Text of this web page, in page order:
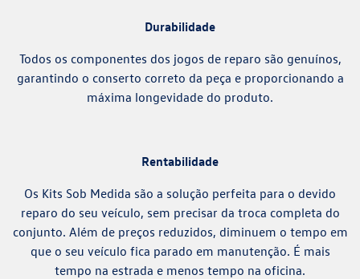
Durabilidade
Todos os componentes dos jogos de reparo são genuínos,
garantindo o conserto correto da peça e proporcionando a
máxima longevidade do produto.
Rentabilidade
Os Kits Sob Medida são a solução perfeita para o devido
reparo do seu veículo, sem precisar da troca completa do
conjunto. Além de preços reduzidos, diminuem o tempo em
que o seu veículo fica parado em manutenção. É mais
tempo na estrada e menos tempo na oficina.